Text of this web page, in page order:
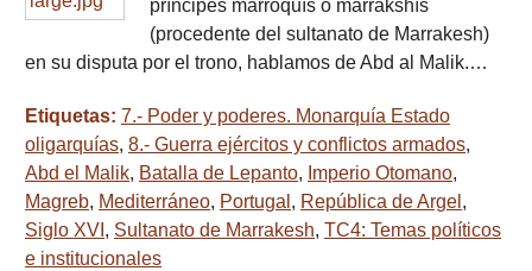
príncipes marroquís o marrakshís
(procedente del sultanato de Marrakesh)
en su disputa por el trono, hablamos de Abd al Malik.…
Etiquetas: 7.- Poder y poderes. Monarquía Estado
oligarquías, 8.- Guerra ejércitos y conflictos armados,
Abd el Malik, Batalla de Lepanto, Imperio Otomano,
Magreb, Mediterráneo, Portugal , República de Argel ,
Siglo XVI , Sultanato de Marrakesh, TC4: Temas políticos
e institucionales